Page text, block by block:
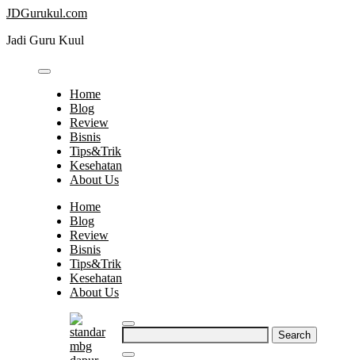
Skip
content
JDGurukul.com
Jadi Guru Kuul
Home
Blog
Review
Bisnis
Tips&Trik
Kesehatan
About Us
Home
Blog
Review
Bisnis
Tips&Trik
Kesehatan
About Us
Search
for: